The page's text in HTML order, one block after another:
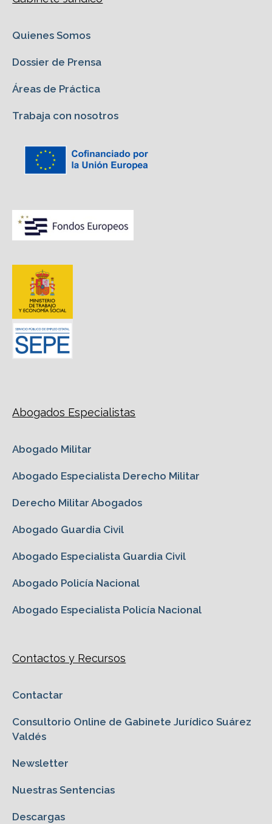
Quienes Somos
Dossier de Prensa
Áreas de Práctica
Trabaja con nosotros
Abogados Especialistas
Abogado Militar
Abogado Especialista Derecho Militar
Derecho Militar Abogados
Abogado Guardia Civil
Abogado Especialista Guardia Civil
Abogado Policía Nacional
Abogado Especialista Policía Nacional
Contactos y Recursos
Contactar
Consultorio Online de Gabinete Jurídico Suárez
Valdés
Newsletter
Nuestras Sentencias
Descargas